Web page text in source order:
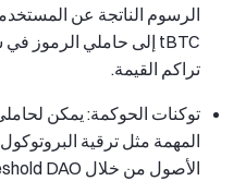
الرسوم الناتجة عن
تراكم القيمة.
المهمة مثل ترقية
الأصول من خلال Threshold DAO، مما يحقق حوكمة المجتمع.